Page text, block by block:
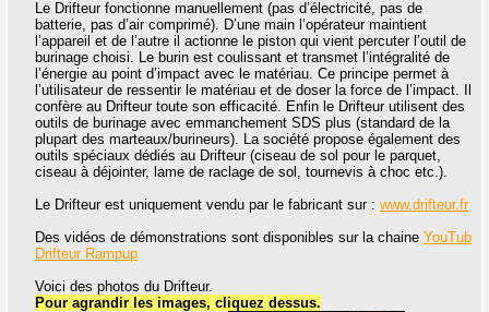
Le Drifteur fonctionne manuellement (pas d’électricité, pas de
batterie, pas d’air comprimé). D’une main l’opérateur maintient
l’appareil et de l’autre il actionne le piston qui vient percuter l’outil de
burinage choisi. Le burin est coulissant et transmet l’intégralité de
l’énergie au point d’impact avec le matériau. Ce principe permet à
l’utilisateur de ressentir le matériau et de doser la force de l’impact. Il
confère au Drifteur toute son efficacité. Enfin le Drifteur utilisent des
outils de burinage avec emmanchement SDS plus (standard de la
plupart des marteaux/burineurs). La société propose également des
outils spéciaux dédiés au Drifteur (ciseau de sol pour le parquet,
ciseau à déjointer, lame de raclage de sol, tournevis à choc etc.).
Le Drifteur est uniquement vendu par le fabricant sur : www.drifteur.fr
Des vidéos de démonstrations sont disponibles sur la chaine YouTub
Drifteur Rampup
Voici des photos du Drifteur.
Pour agrandir les images, cliquez dessus.